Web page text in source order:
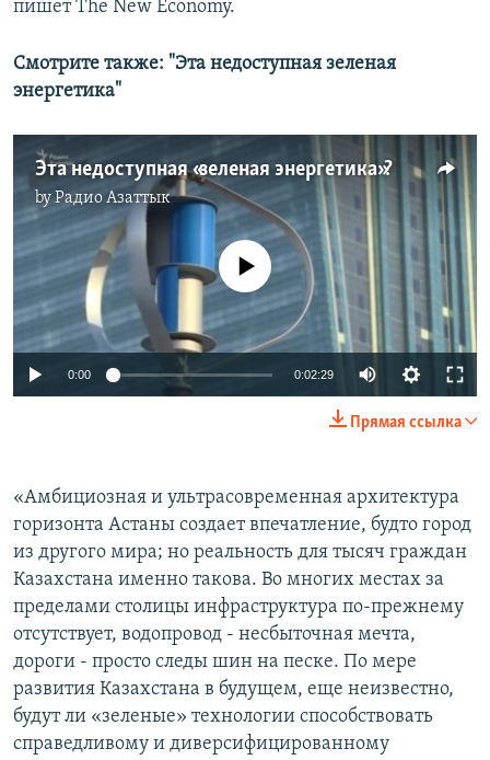
пишет The New Economy.
Смотрите также: "Эта недоступная зеленая
энергетика"
Эта недоступная «зеленая энергетика»?
byРадио Азаттык
No media source currently available
0:00 0:02:29
Прямая ссылка
«Амбициозная и ультрасовременная архитектура
горизонта Астаны создает впечатление, будто город
из другого мира; но реальность для тысяч граждан
Казахстана именно такова. Во многих местах за
пределами столицы инфраструктура по-прежнему
отсутствует, водопровод - несбыточная мечта,
дороги - просто следы шин на песке. По мере
развития Казахстана в будущем, еще неизвестно,
будут ли «зеленые» технологии способствовать
справедливому и диверсифицированному